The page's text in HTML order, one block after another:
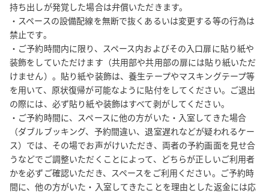
【同運営者管理スペースのご紹介】
弊社グループでは、主に都心に以下の会議室を展開しておりま
す。駅から徒歩２分圏内の立地を中心に、圧倒的な安さと利便性
を実現していますので、是非ご利用くださいませ。
https://www.spacee.jp/listings/provider/1928
https://www.spacee.jp/listings/provider/2720
https://www.spacee.jp/listings/provider/5634
【お願い】
低価格のサービスを実現するために、完全無人運営を行ってお
り、問い合わせにも原則メッセージで対応させていただいており
ます。その点ご理解・ご了承ください。
持ち出しが発覚した場合は弁償いただきます。
・スペースの設備配線を無断で抜くあるいは変更する等の行為は
禁止です。
・ご予約時間内に限り、スペース内およびその入口扉に貼り紙や
装飾をしていただけます（共用部や共用部の扉には貼り紙いただ
けません）。貼り紙や装飾は、養生テープやマスキングテープ等
を用いて、原状復帰が可能なように貼付をしてください。ご退出
の際には、必ず貼り紙や装飾はすべて剥がしてください。
・ご予約時間に、スペースに他の方がいた・入室してきた場合
（ダブルブッキング、予約間違い、退室遅れなどが疑われるケー
ス）では、その場でお声がけいただき、両者の予約画面を見せ合
うなどでご調整いただくことによって、どちらが正しいご利用者
かを必ずご確認いただき、スペースをご利用ください。ご予約時
間に、他の方がいた・入室してきたことを理由とした返金には応